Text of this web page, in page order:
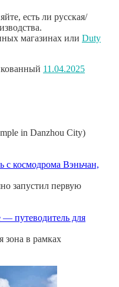
есть ли русская/
магазинах или Duty
11.04.2025
in Danzhou City)
с космодрома Вэньчан,
запустил первую
путеводитель для
зона в рамках